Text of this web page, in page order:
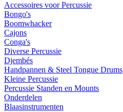
Accessoires voor Percussie
Bongo's
Boomwhacker
Cajons
Conga's
Diverse Percussie
Djembés
Handpannen & Steel Tongue Drums
Kleine Percussie
Percussie Standen en Mounts
Onderdelen
Blaasinstrumenten